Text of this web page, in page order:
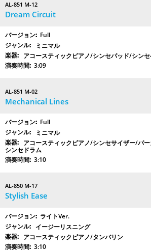
AL-851 M-12
Dream Circuit
Full
ミニマル
アコースティックピアノ/シンセパッド/シン
3:09
AL-851 M-02
Mechanical Lines
Full
ミニマル
アコースティックピアノ/シンセサイザー/パ
シンセドラム
3:10
AL-850 M-17
Stylish Ease
ライトVer.
イージーリスニング
アコースティックピアノ/タンバリン
3:10